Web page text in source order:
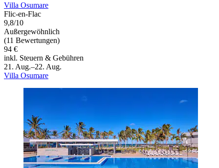
Villa Osumare
Flic-en-Flac
9,8/10
Außergewöhnlich
(11 Bewertungen)
94 €
inkl. Steuern & Gebühren
21. Aug.–22. Aug.
Villa Osumare